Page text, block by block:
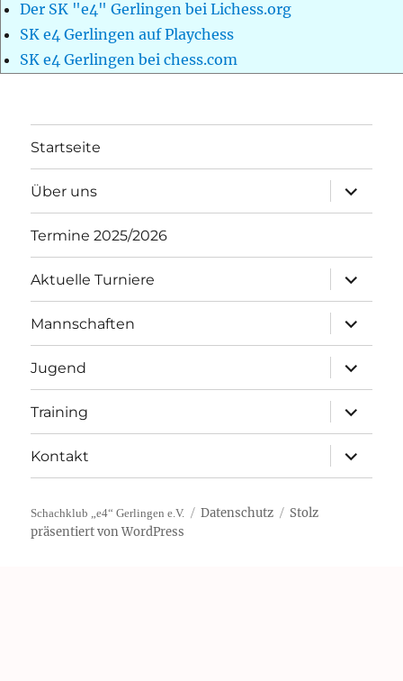
Der SK "e4" Gerlingen bei Lichess.org
SK e4 Gerlingen auf Playchess
SK e4 Gerlingen bei chess.com
Startseite
Über uns
öffnen
Termine 2025/2026
Aktuelle Turniere
öffnen
Mannschaften
öffnen
Jugend
öffnen
Training
öffnen
Kontakt
öffnen
Schachklub „e4“ Gerlingen e.V. Datenschutz
Stolz
präsentiert von WordPress